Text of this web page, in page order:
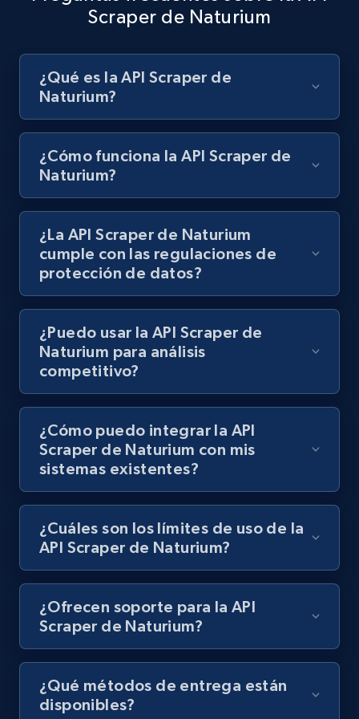
products using specified keywords
Currency, Discount, Initial price, and more.
1.1K+
Lazada - Products
URL, Title, Rating, Reviews, Initial price, Final
price, Currency, Stock, and more.
991+ 165+ Prueba gratuita
keyword
URL, Title, Rating, Reviews, Initial price, Final
price, Currency, Stock, and more.
991+ 165+ Prueba gratuita
Lazada - Products - Discover products by
category URL or brand URL
URL, Title, Rating, Reviews, Initial price, Final
price, Currency, Stock, and more.
991+ 165+
Scraper de Naturium
¿Qué es la API Scraper de
Naturium?
¿Cómo funciona la API Scraper de
Naturium?
¿La API Scraper de Naturium
cumple con las regulaciones de
protección de datos?
¿Puedo usar la API Scraper de
Naturium para análisis
competitivo?
¿Cómo puedo integrar la API
Scraper de Naturium con mis
sistemas existentes?
¿Cuáles son los límites de uso de la
API Scraper de Naturium?
¿Ofrecen soporte para la API
Scraper de Naturium?
¿Qué métodos de entrega están
disponibles?